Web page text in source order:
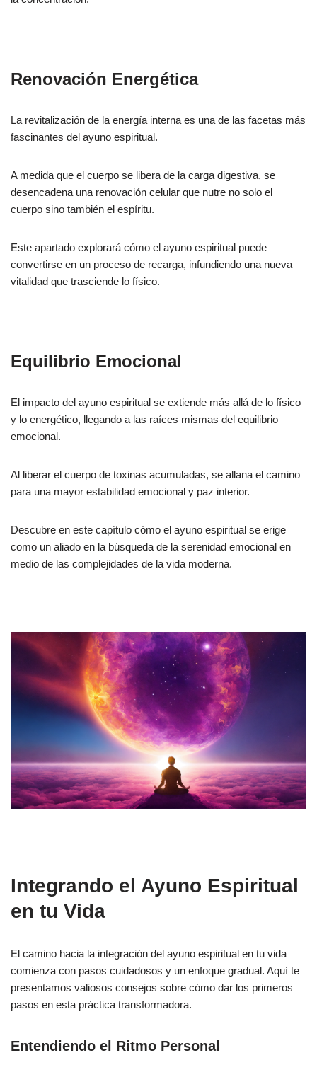
Renovación Energética
La revitalización de la energía interna es una de las facetas más
fascinantes del ayuno espiritual.
A medida que el cuerpo se libera de la carga digestiva, se
desencadena una renovación celular que nutre no solo el
cuerpo sino también el espíritu.
Este apartado explorará cómo el ayuno espiritual puede
convertirse en un proceso de recarga, infundiendo una nueva
vitalidad que trasciende lo físico.
Equilibrio Emocional
El impacto del ayuno espiritual se extiende más allá de lo físico
y lo energético, llegando a las raíces mismas del equilibrio
emocional.
Al liberar el cuerpo de toxinas acumuladas, se allana el camino
para una mayor estabilidad emocional y paz interior.
Descubre en este capítulo cómo el ayuno espiritual se erige
como un aliado en la búsqueda de la serenidad emocional en
medio de las complejidades de la vida moderna.
Integrando el Ayuno Espiritual
en tu Vida
El camino hacia la integración del ayuno espiritual en tu vida
comienza con pasos cuidadosos y un enfoque gradual. Aquí te
presentamos valiosos consejos sobre cómo dar los primeros
pasos en esta práctica transformadora.
Entendiendo el Ritmo Personal